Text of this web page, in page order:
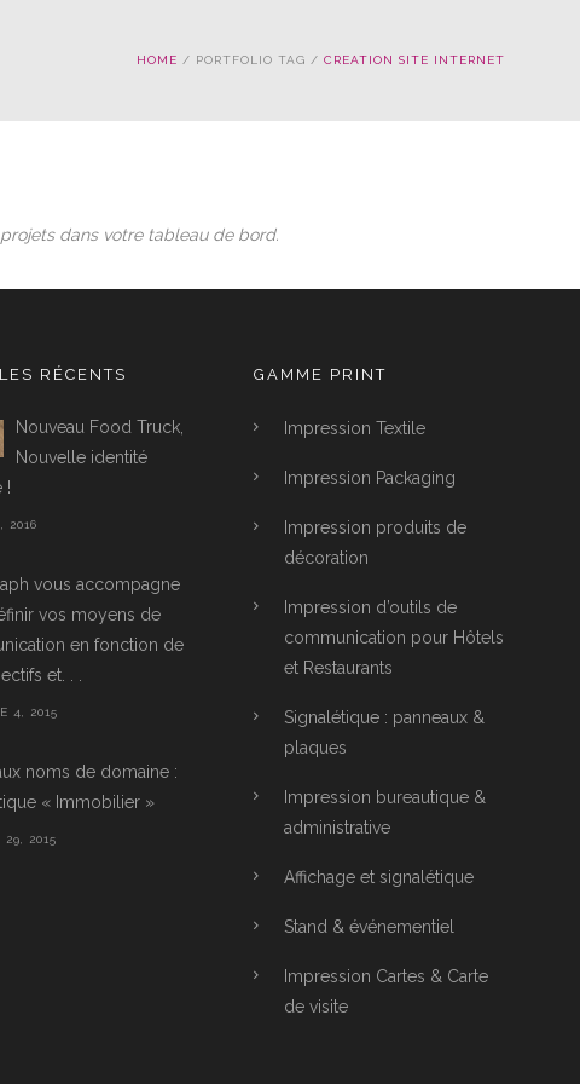
HOME / PORTFOLIO TAG / CREATION SITE INTERNET
dans votre tableau de bord.
RÉCENTS
Nouveau Food Truck,
Nouvelle identité
!
2016
vous accompagne
vos moyens de
en fonction de
et. . .
4, 2015
noms de domaine :
« Immobilier »
29, 2015
GAMME PRINT
Impression Textile
Impression Packaging
Impression produits de
décoration
Impression d’outils de
communication pour Hôtels
et Restaurants
Signalétique : panneaux &
plaques
Impression bureautique &
administrative
Affichage et signalétique
Stand & événementiel
Impression Cartes & Carte
de visite